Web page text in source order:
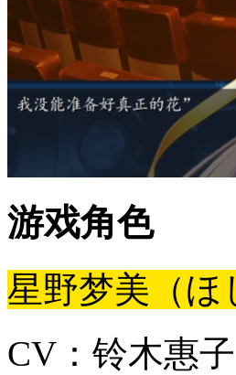
游戏角色
星野梦美（
CV：铃木惠子